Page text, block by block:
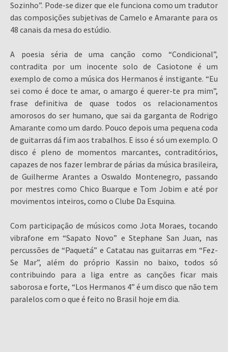
Sozinho”. Pode-se dizer que ele funciona como um tradutor
das composições subjetivas de Camelo e Amarante para os
48 canais da mesa do estúdio.
A poesia séria de uma canção como “Condicional”,
contradita por um inocente solo de Casiotone é um
exemplo de como a música dos Hermanos é instigante. “Eu
sei como é doce te amar, o amargo é querer-te pra mim”,
frase definitiva de quase todos os relacionamentos
amorosos do ser humano, que sai da garganta de Rodrigo
Amarante como um dardo. Pouco depois uma pequena coda
de guitarras dá fim aos trabalhos. E isso é só um exemplo. O
disco é pleno de momentos marcantes, contraditórios,
capazes de nos fazer lembrar de párias da música brasileira,
de Guilherme Arantes a Oswaldo Montenegro, passando
por mestres como Chico Buarque e Tom Jobim e até por
movimentos inteiros, como o Clube Da Esquina.
Com participação de músicos como Jota Moraes, tocando
vibrafone em “Sapato Novo” e Stephane San Juan, nas
percussões de “Paquetá” e Catatau nas guitarras em “Fez-
Se Mar”, além do próprio Kassin no baixo, todos só
contribuindo para a liga entre as canções ficar mais
saborosa e forte, “Los Hermanos 4” é um disco que não tem
paralelos com o que é feito no Brasil hoje em dia.